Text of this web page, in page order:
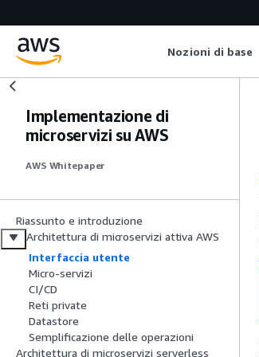
Nozioni di base
Implementazione di
microservizi su AWS
AWS Whitepaper
Riassunto e introduzione
Architettura di microservizi attiva AWS
Interfaccia utente
Micro-servizi
CI/CD
Reti private
Datastore
Semplificazione delle operazioni
Architettura di microservizi serverless